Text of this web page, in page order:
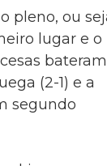
pleno, ou
lugar e o
bateram
(2-1) e a
segundo